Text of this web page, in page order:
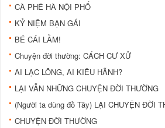
CÀ PHÊ HÀ NỘI PHỐ
KỶ NIỆM BẠN GÁI
BÉ CÁI LẦM!
Chuyện đời thường: CÁCH CƯ XỬ
AI LẠC LÕNG, AI KIÊU HÃNH?
LẠI VẪN NHỮNG CHUYỆN ĐỜI THƯỜNG
(Người ta dùng đồ Tây) LẠI CHUYỆN ĐỜI
CHUYỆN ĐỜI THƯỜNG